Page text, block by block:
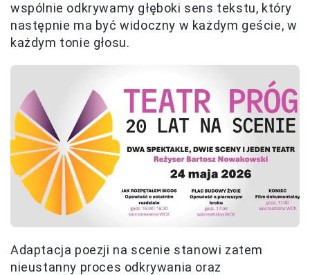
wspólnie odkrywamy głęboki sens tekstu, który
następnie ma być widoczny w każdym geście, w
każdym tonie głosu.
Adaptacja poezji na scenie stanowi zatem
nieustanny proces odkrywania oraz